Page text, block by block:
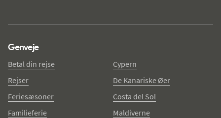
Genveje
Betal din rejse
Rejser
Feriesæsoner
Familieferie
Cypern
De Kanariske Øer
Costa del Sol
Maldiverne